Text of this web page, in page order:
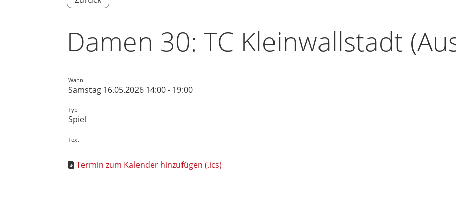
Damen 30: TC Kleinwallstadt
Wann
Samstag 16.05.2026 14:00 - 19:00
Typ
Spiel
Text
Termin zum Kalender hinzufügen (.ics)